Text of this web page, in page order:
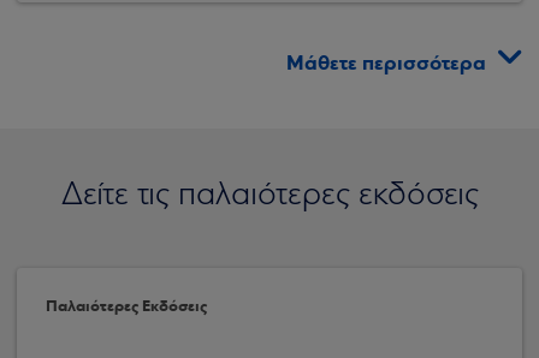
Μάθετε περισσότερα
Δείτε τις παλαιότερες εκδόσεις
Παλαιότερες Εκδόσεις